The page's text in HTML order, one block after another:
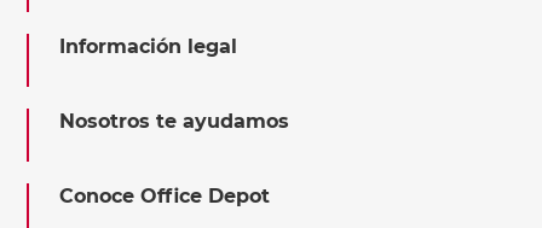
Información legal
Nosotros te ayudamos
Conoce Office Depot